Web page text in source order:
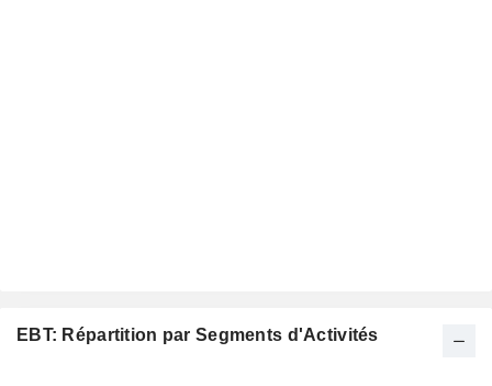
EBT: Répartition par Segments d'Activités